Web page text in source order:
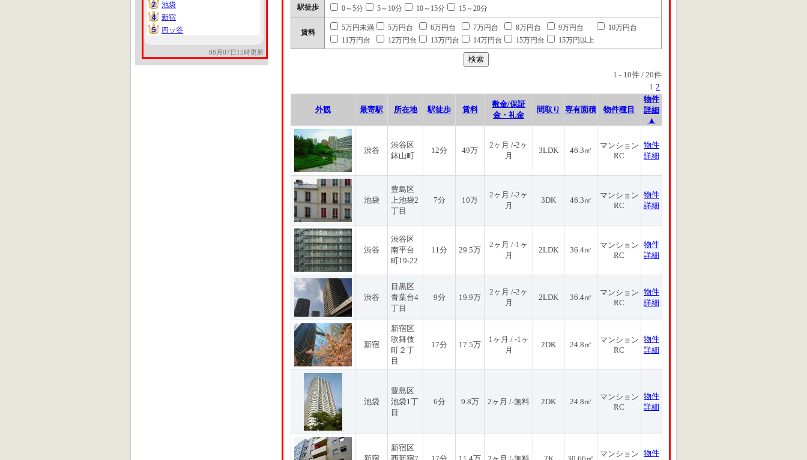
2
2
池袋
4
4
新宿
5
5 四ッ谷
08月07日15時更新
駅徒歩 0～5分 5～10分 10～15分 15～20分
賃料
5万円未満 5万円台 6万円台 7万円台 8万円台 9万円台
10万円台
11万円台
12万円台 13万円台 14万円台 15万円台 15万円以上
1 - 10件 / 20件
1 2
外観 最寄駅 所在地 駅徒歩 賃料
敷金/保証
金・礼金
間取り 専有面積 物件種目
物件
詳細
▲
渋谷
渋谷区
鉢山町
12分 49万
2ヶ月 /-2ヶ
月
3LDK 46.3㎡
マンション
RC
物件
詳細
池袋
豊島区
上池袋2
丁目
7分 10万
2ヶ月 /-2ヶ
月
3DK 46.3㎡
マンション
RC
物件
詳細
渋谷
渋谷区
南平台
町19-22
11分 29.5万
2ヶ月 /-1ヶ
月
2LDK 36.4㎡
マンション
RC
物件
詳細
渋谷
目黒区
青葉台4
丁目
9分 19.9万
2ヶ月 /-2ヶ
月
2LDK 36.4㎡
マンション
RC
物件
詳細
新宿
新宿区
歌舞伎
町２丁
目
17分 17.5万
1ヶ月 / -1ヶ
月
2DK 24.8㎡
マンション
RC
物件
詳細
池袋
豊島区
池袋1丁
目
6分 9.8万 2ヶ月 /-無料 2DK 24.8㎡
マンション
RC
物件
詳細
新宿区
マンション 物件